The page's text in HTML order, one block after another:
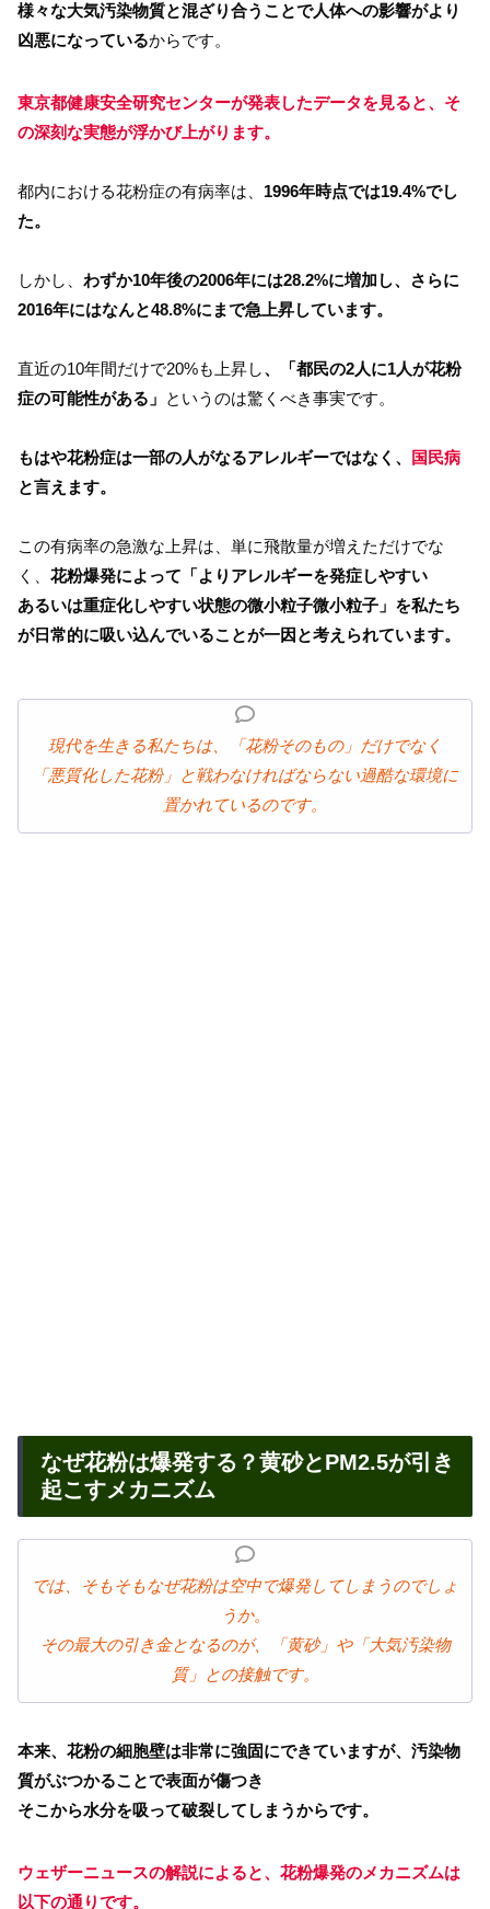
様々な大気汚染物質と混ざり合うことで人体への影響がより
凶悪になっているからです。
東京都健康安全研究センターが発表したデータを見ると、そ
の深刻な実態が浮かび上がります。
都内における花粉症の有病率は、 1996年時点では19.4%でし
た。
しかし、 わずか10年後の2006年には28.2%に増加し、さらに
2016年にはなんと48.8%にまで急上昇しています。
直近の10年間だけで20%も上昇し、「都民の2人に1人が花粉
症の可能性がある」 というのは驚くべき事実です。
もはや花粉症は一部の人がなるアレルギーではなく、
国民病
と言えます。
この有病率の急激な上昇は、単に飛散量が増えただけでな
く、 花粉爆発によって「よりアレルギーを発症しやすい
あるいは重症化しやすい状態の微小粒子微小粒子」を私たち
が日常的に吸い込んでいることが一因と考えられています。
現代を生きる私たちは、「花粉そのもの」だけでなく
「悪質化した花粉」と戦わなければならない過酷な環境に
置かれているのです。
なぜ花粉は爆発する？黄砂とPM2.5が引き
起こすメカニズム
では、そもそもなぜ花粉は空中で爆発してしまうのでしょ
うか。
その最大の引き金となるのが、「黄砂」や「大気汚染物
質」との接触です。
本来、花粉の細胞壁は非常に強固にできていますが、汚染物
質がぶつかることで表面が傷つき
そこから水分を吸って破裂してしまうからです。
ウェザーニュースの解説によると、花粉爆発のメカニズムは
以下の通りです。